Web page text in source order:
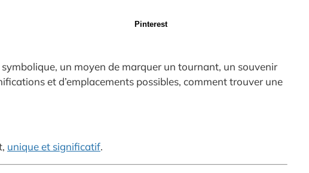
Pinterest
un moyen de marquer un tournant, un souvenir
et d’emplacements possibles, comment trouver une
unique et significatif.